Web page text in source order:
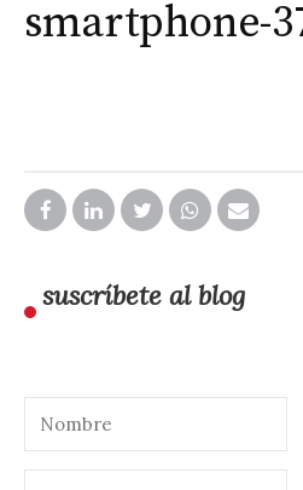
smartphone-
suscríbete al blog